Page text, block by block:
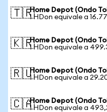
🇹🇷Home Depot (Ondo
1 HDon equivale a
🇰🇷Home Depot (Ondo
1 HDon equivale a
🇷🇺Home Depot (Ondo
1 HDon equivale a
🇨🇦Home Depot (Ondo
1 HDon equivale a